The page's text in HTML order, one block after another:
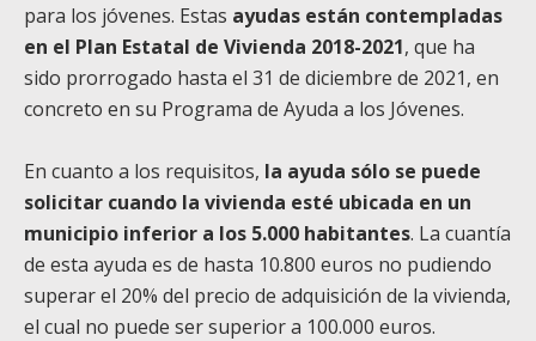
para los jóvenes. Estas ayudas están contempladas
en el Plan Estatal de Vivienda 2018-2021, que ha
sido prorrogado hasta el 31 de diciembre de 2021, en
concreto en su Programa de Ayuda a los Jóvenes.
En cuanto a los requisitos, la ayuda sólo se puede
solicitar cuando la vivienda esté ubicada en un
municipio inferior a los 5.000 habitantes. La cuantía
de esta ayuda es de hasta 10.800 euros no pudiendo
superar el 20% del precio de adquisición de la vivienda,
el cual no puede ser superior a 100.000 euros.